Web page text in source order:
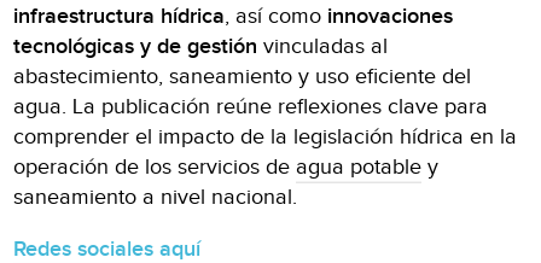
infraestructura hídrica, así como innovaciones
tecnológicas y de gestión vinculadas al
abastecimiento, saneamiento y uso eficiente del
agua. La publicación reúne reflexiones clave para
comprender el impacto de la legislación hídrica en la
operación de los servicios de agua potable y
saneamiento a nivel nacional.
Redes sociales aquí